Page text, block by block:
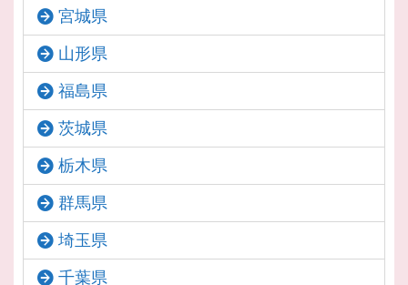
宮城県
山形県
福島県
茨城県
栃木県
群馬県
埼玉県
千葉県